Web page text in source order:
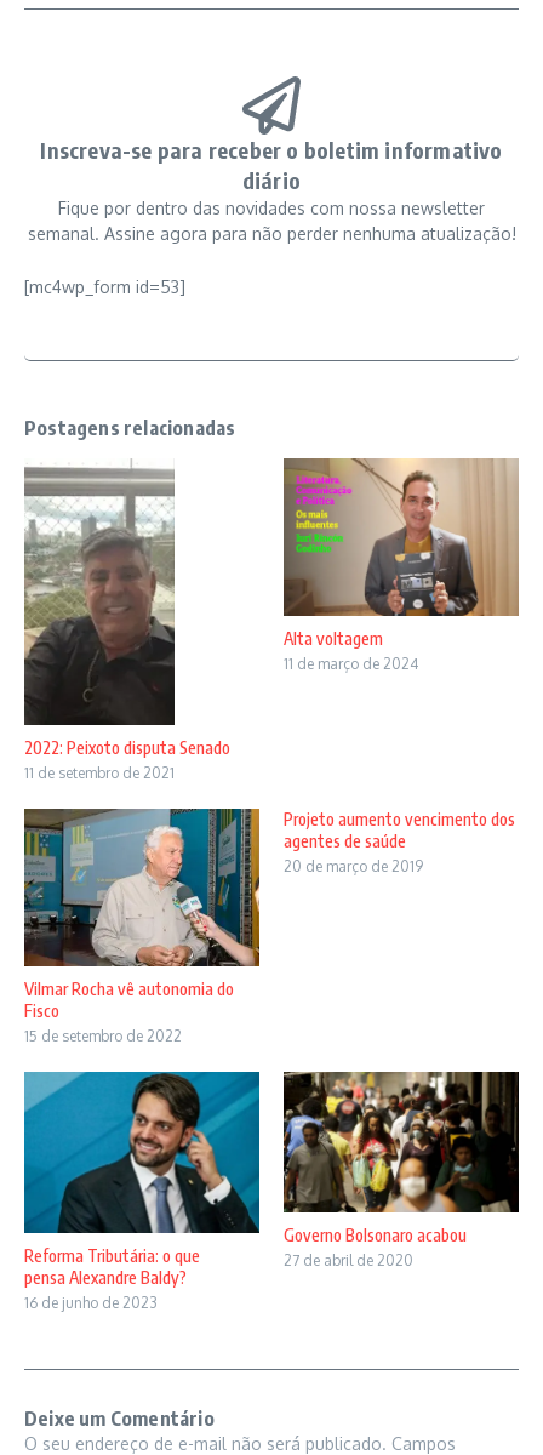
Inscreva-se para receber o boletim informativo
diário
Fique por dentro das novidades com nossa newsletter
semanal. Assine agora para não perder nenhuma atualização!
[mc4wp_form id=53]
Postagens relacionadas
2022: Peixoto disputa Senado
11 de setembro de 2021
Alta voltagem
11 de março de 2024
Vilmar Rocha vê autonomia do
Fisco
15 de setembro de 2022
Projeto aumento vencimento dos
agentes de saúde
20 de março de 2019
Reforma Tributária: o que
pensa Alexandre Baldy?
16 de junho de 2023
Governo Bolsonaro acabou
27 de abril de 2020
Deixe um Comentário
O seu endereço de e-mail não será publicado. Campos